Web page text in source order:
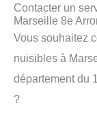
Contacter un
Marseille 8e
Vous souhaitez
nuisibles à
département du
?